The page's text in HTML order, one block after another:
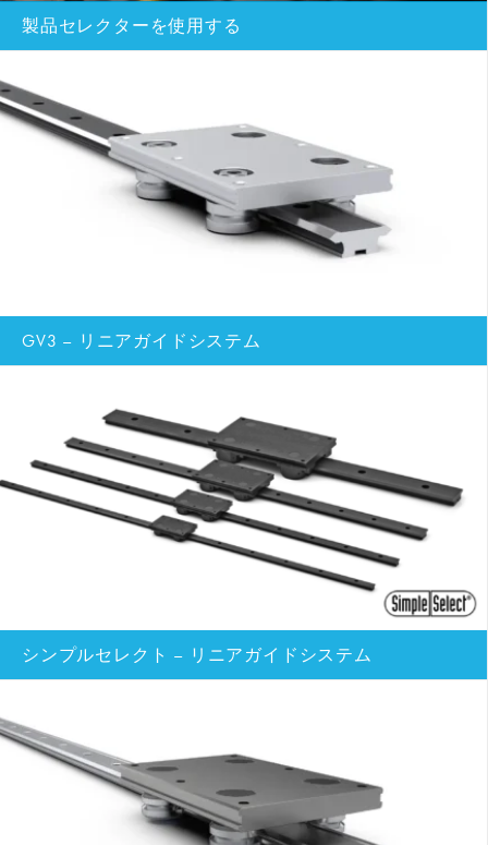
製品セレクターを使用する
GV3 – リニアガイドシステム
シンプルセレクト – リニアガイドシステム